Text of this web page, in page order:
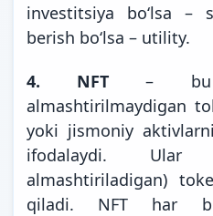
investitsiya boʻlsa –
berish boʻlsa – utility.
4. NFT – bu
almashtirilmaydigan
yoki jismoniy
ifodalaydi. Ular
almashtiriladigan)
qiladi. NFT har